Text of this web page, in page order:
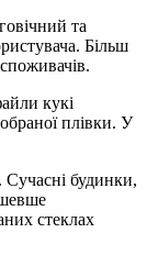
та
Більш
кукі
плівки. У
Сучасні будинки,
стеклах